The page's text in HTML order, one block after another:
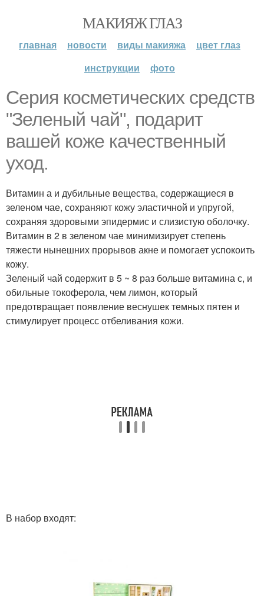
МАКИЯЖ ГЛАЗ
главная новости виды макияжа
цвет глаз
инструкции
фото
Серия косметических средств
"Зеленый чай", подарит
вашей коже качественный
уход.
Витамин а и дубильные вещества, содержащиеся в
зеленом чае, сохраняют кожу эластичной и упругой,
сохраняя здоровыми эпидермис и слизистую оболочку.
Витамин в 2 в зеленом чае минимизирует степень
тяжести нынешних прорывов акне и помогает успокоить
кожу.
Зеленый чай содержит в 5 ~ 8 раз больше витамина с, и
обильные токоферола, чем лимон, который
предотвращает появление веснушек темных пятен и
стимулирует процесс отбеливания кожи.
В набор входят: